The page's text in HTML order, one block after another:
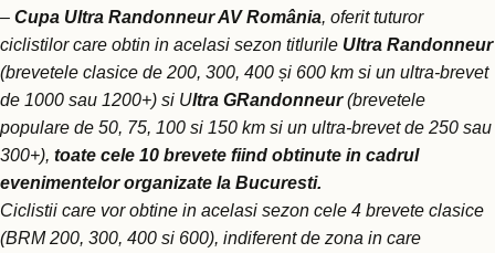
– Cupa Ultra Randonneur AV România, oferit tuturor
ciclistilor care obtin in acelasi sezon titlurile Ultra Randonneur
(brevetele clasice de 200, 300, 400 și 600 km si un ultra-brevet
de 1000 sau 1200+) si Ultra GRandonneur(brevetele
populare de 50, 75, 100 si 150 km si un ultra-brevet de 250 sau
300+), toate cele 10 brevete fiind obtinute in cadrul
evenimentelor organizate la Bucuresti.
Ciclistii care vor obtine in acelasi sezon cele 4 brevete clasice
(BRM 200, 300, 400 si 600), indiferent de zona in care